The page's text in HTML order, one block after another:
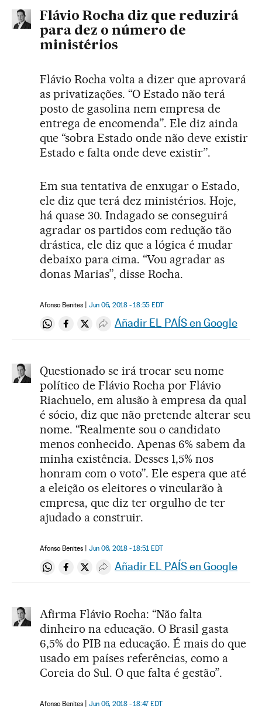
Flávio Rocha diz que reduzirá
para dez o número de
ministérios
Flávio Rocha volta a dizer que aprovará
as privatizações. “O Estado não terá
posto de gasolina nem empresa de
entrega de encomenda”. Ele diz ainda
que “sobra Estado onde não deve existir
Estado e falta onde deve existir”.
Em sua tentativa de enxugar o Estado,
ele diz que terá dez ministérios. Hoje,
há quase 30. Indagado se conseguirá
agradar os partidos com redução tão
drástica, ele diz que a lógica é mudar
debaixo para cima. “Vou agradar as
donas Marias”, disse Rocha.
Afonso Benites Jun 06, 2018 - 18:55 EDT
Compartir en Whatsapp
Compartir en Facebook
Compartir en Twitter
Desplegar Redes Sociales
Añadir EL PAÍS en Google
Questionado se irá trocar seu nome
político de Flávio Rocha por Flávio
Riachuelo, em alusão à empresa da qual
é sócio, diz que não pretende alterar seu
nome. “Realmente sou o candidato
menos conhecido. Apenas 6% sabem da
minha existência. Desses 1,5% nos
honram com o voto”. Ele espera que até
a eleição os eleitores o vincularão à
empresa, que diz ter orgulho de ter
ajudado a construir.
Afonso Benites Jun 06, 2018 - 18:51 EDT
Compartir en Whatsapp
Compartir en Facebook
Compartir en Twitter
Desplegar Redes Sociales
Añadir EL PAÍS en Google
Afirma Flávio Rocha: “Não falta
dinheiro na educação. O Brasil gasta
6,5% do PIB na educação. É mais do que
usado em países referências, como a
Coreia do Sul. O que falta é gestão”.
Afonso Benites Jun 06, 2018 - 18:47 EDT